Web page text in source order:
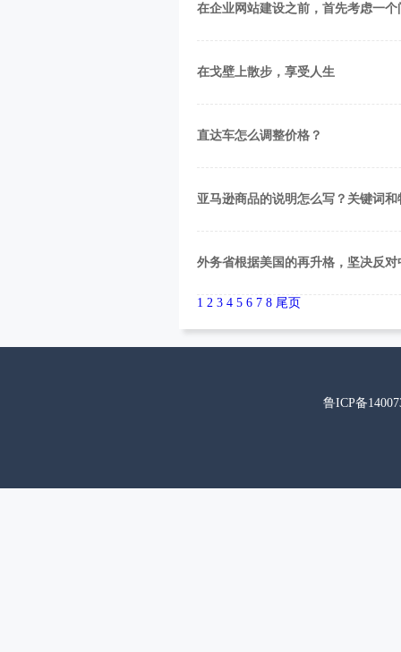
在企业网站建设之前，首先考虑一
在戈壁上散步，享受人生
直达车怎么调整价格？
亚马逊商品的说明怎么写？关键词
外务省根据美国的再升格，坚决反
1 2 3 4 5 6 7 8 尾页
鲁ICP备